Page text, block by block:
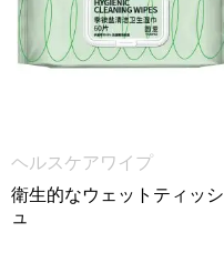
ヘルスケアワイプ
衛生的なウェットティッシ
ュ